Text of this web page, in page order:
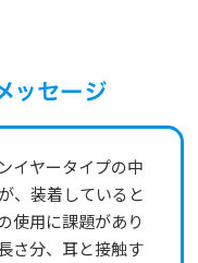
イヤータイプの中
、装着していると
使用に課題があり
さ分、耳と接触す